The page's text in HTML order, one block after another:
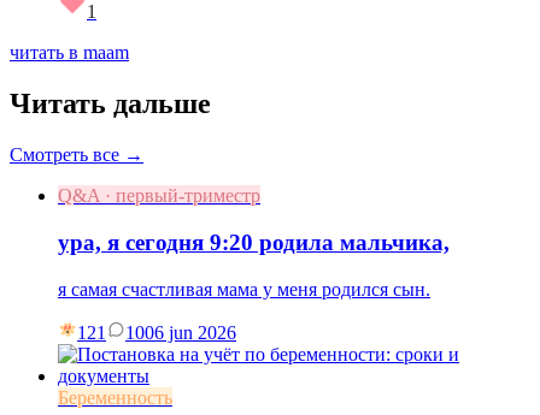
1
читать в maam
Читать дальше
Смотреть все →
Q&A · первый-триместр
ура, я сегодня 9:20 родила мальчика,
я самая счастливая мама у меня родился сын.
121 1006 jun 2026
Беременность